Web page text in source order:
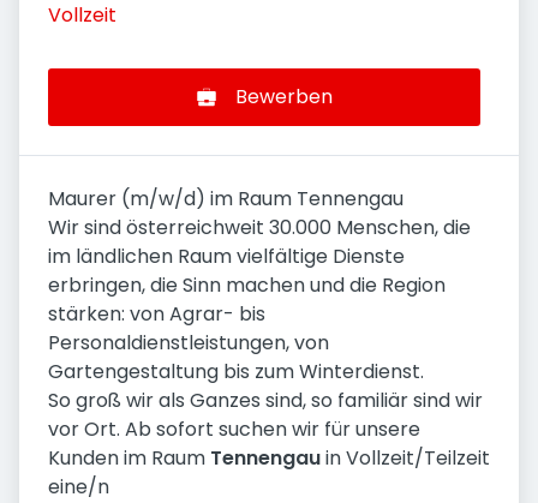
Vollzeit
Bewerben
Maurer (m/w/d) im Raum Tennengau
Wir sind österreichweit 30.000 Menschen, die
im ländlichen Raum vielfältige Dienste
erbringen, die Sinn machen und die Region
stärken: von Agrar- bis
Personaldienstleistungen, von
Gartengestaltung bis zum Winterdienst.
So groß wir als Ganzes sind, so familiär sind wir
vor Ort. Ab sofort suchen wir für unsere
Kunden im Raum Tennengauin Vollzeit/Teilzeit
eine/n